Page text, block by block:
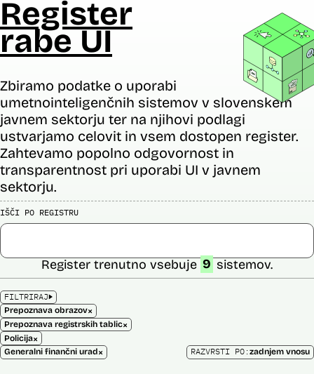
Register
rabe UI
Zbiramo podatke o uporabi
umetnointeligenčnih sistemov v slovenskem
javnem sektorju ter na njihovi podlagi
ustvarjamo celovit in vsem dostopen register.
Zahtevamo popolno odgovornost in
transparentnost pri uporabi UI v javnem
sektorju.
IŠČI PO REGISTRU
FILTRIRAJ
Prepoznava obrazov×
Prepoznava registrskih tablic×
Policija×
Generalni finančni urad×
Register trenutno vsebuje 9 sistemov.
RAZVRSTI PO:zadnjem vnosu